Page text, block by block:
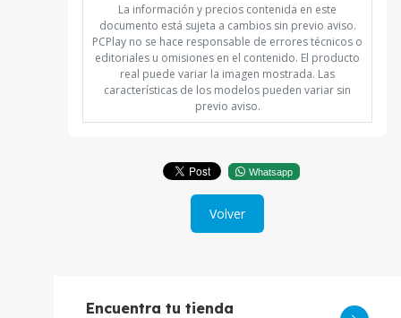
La información y precios contenida en este
documento está sujeta a cambios sin previo aviso.
PCPlay no se hace responsable de errores técnicos o
editoriales u omisiones en el contenido. El producto
real puede variar la imagen mostrada. Las
características de los modelos pueden variar sin
previo aviso.
Whatsapp
Volver
Encuentra tu tienda